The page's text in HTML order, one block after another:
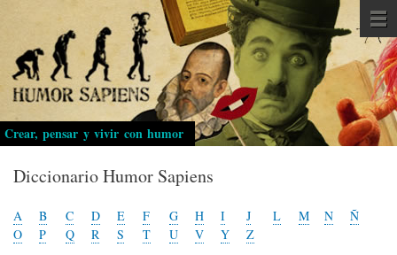
Pasar
al
contenido
principal
Crear, pensar y vivir con humor
Diccionario Humor Sapiens
A B C D E F G H I J L M N
Ñ
O
P Q R S T U V Y Z